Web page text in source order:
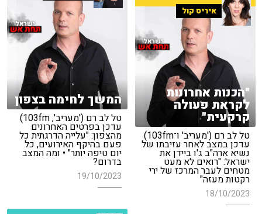
המשך לחימה בצפון
טל לב רם ('מעריב', 103fm)
עדכן בפרטים האחרונים
מהצפון: "עלייה הדרגתית כל
פעם בהיקף האירועים, כל
יום טיפה יותר" • ומה המצב
בדרום?
19/10/2023
איריס קול
"הכנות אחרונות
לקראת פעולה
קרקעית"
טל לב רם ('מעריב' ו־103fm)
עדכן במצב לאחר עזיבתו של
נשיא ארה"ב ג'ו ביידן את
ישראל: "רואים לא מעט
מטחים לעבר המרכז של ירי
רקטות מעזה"
18/10/2023